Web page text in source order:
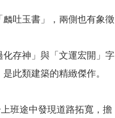
吐玉書」，兩側也有象徵
存神」與「文運宏開」字
此類建築的精緻傑作。
班途中發現道路拓寬，擔